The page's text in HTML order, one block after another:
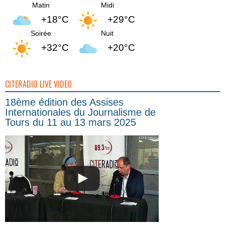
Matin
+18°C
Midi
+29°C
Soirée
+32°C
Nuit
+20°C
CITERADIO LIVE VIDEO
18ème édition des Assises
Internationales du Journalisme de
Tours du 11 au 13 mars 2025